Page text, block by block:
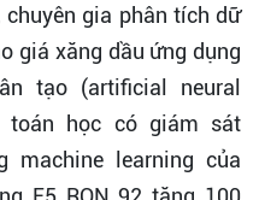
chuyên gia phân tích dữ
giá xăng dầu ứng dụng
tạo (artificial neural
toán học có giám sát
machine learning của